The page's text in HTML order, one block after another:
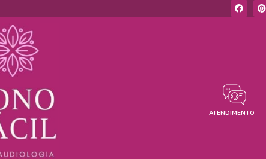
ATENDIMENTO